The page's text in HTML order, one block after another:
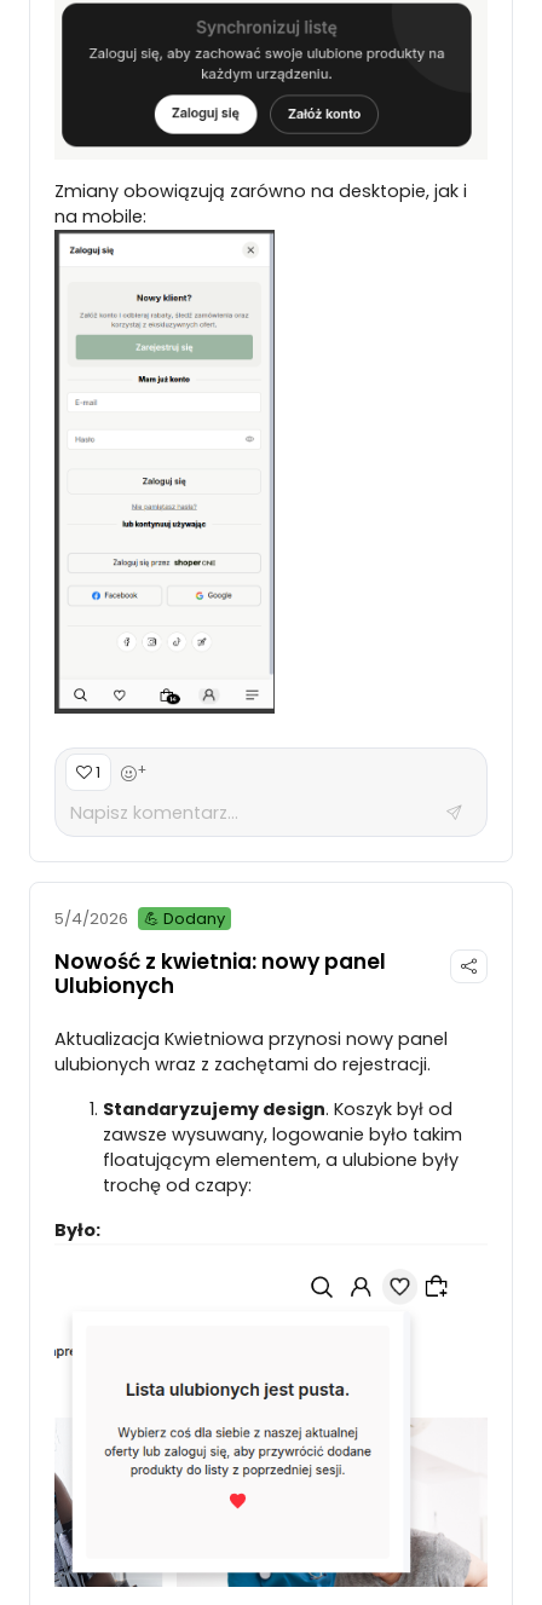
Zmiany obowiązują zarówno na desktopie, jak i
na mobile:
1 +
5/4/2026 💪 Dodany
Nowość z kwietnia: nowy panel
Ulubionych
Aktualizacja Kwietniowa przynosi nowy panel
ulubionych wraz z zachętami do rejestracji.
Standaryzujemy design. Koszyk był od
zawsze wysuwany, logowanie było takim
floatującym elementem, a ulubione były
trochę od czapy:
Było: